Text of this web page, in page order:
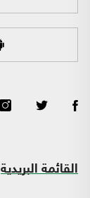
القائمة البريدية